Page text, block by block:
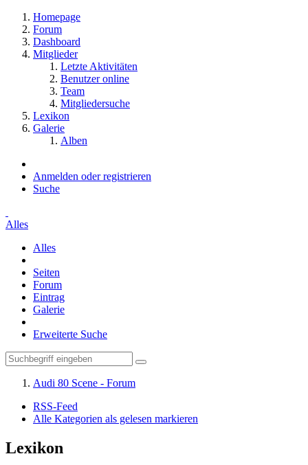
Homepage
Forum
Dashboard
Mitglieder
Letzte Aktivitäten
Benutzer online
Team
Mitgliedersuche
Lexikon
Galerie
Alben
Anmelden oder registrieren
Suche
Alles
Alles
Seiten
Forum
Eintrag
Galerie
Erweiterte Suche
Audi 80 Scene - Forum
RSS-Feed
Alle Kategorien als gelesen markieren
Lexikon